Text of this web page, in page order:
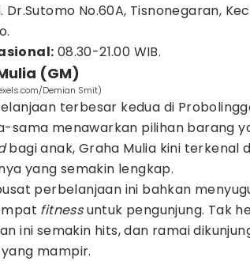
Dr.Sutomo No.60A, Tisnonegaran,
08.30-21.00 WIB.
(GM)
Demian Smit)
terbesar kedua di
sama menawarkan pilihan barang
bagi anak, Graha Mulia kini terkenal
yang semakin lengkap.
perbelanjaan ini bahkan
fitnessuntuk pengunjung. Tak
ini semakin hits, dan ramai
mampir.